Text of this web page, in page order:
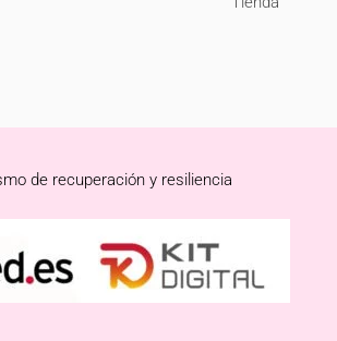
de recuperación y resiliencia